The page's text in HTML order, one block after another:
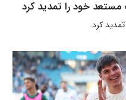
مستعد خود را تمدید کرد
کرد.